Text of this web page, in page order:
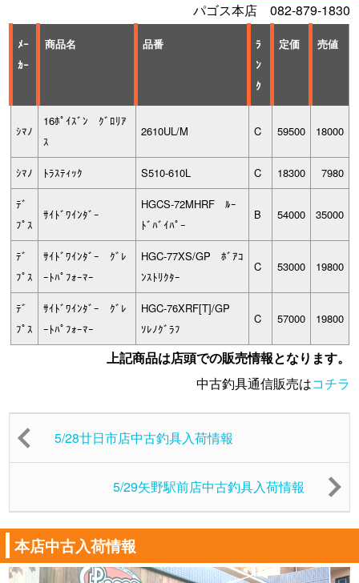
パゴス本店 082-879-1830
ﾒｰ
ｶｰ
商品名 品番
ﾗ
ﾝ
ｸ
定価 売値
ｼﾏﾉ
16ﾎﾟｲｽﾞﾝ ｸﾞﾛﾘｱ
ｽ
2610UL/M C 59500 18000
ｼﾏﾉ ﾄﾗｽﾃｨｯｸ S510-610L C 18300 7980
ﾃﾞ
ﾌﾟｽ
ｻｲﾄﾞﾜｲﾝﾀﾞｰ
HGCS-72MHRF ﾙｰ
ﾄﾞﾊﾞｲﾊﾟｰ
B 54000 35000
ﾃﾞ
ﾌﾟｽ
ｻｲﾄﾞﾜｲﾝﾀﾞｰ ｸﾞﾚ
ｰﾄﾊﾟﾌｫｰﾏｰ
HGC-77XS/GP ﾎﾞｱｺ
ﾝｽﾄﾘｸﾀｰ
C 53000 19800
ﾃﾞ
ﾌﾟｽ
ｻｲﾄﾞﾜｲﾝﾀﾞｰ ｸﾞﾚ
ｰﾄﾊﾟﾌｫｰﾏｰ
HGC-76XRF[T]/GP
ｿﾚﾉｸﾞﾗﾌ
C 57000 19800
上記商品は店頭での販売情報となります。
中古釣具通信販売はコチラ
5/28廿日市店中古釣具入荷情報
5/29矢野駅前店中古釣具入荷情報
本店中古入荷情報